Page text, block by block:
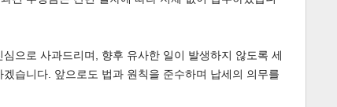
으로 사과드리며, 향후 유사한 일이 발생하지 않도록 세
습니다. 앞으로도 법과 원칙을 준수하며 납세의 의무를